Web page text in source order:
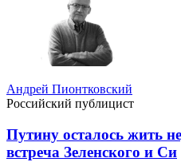
Андрей Пионтковский
Российский публицист
Путину осталось жить
встреча Зеленского и Си